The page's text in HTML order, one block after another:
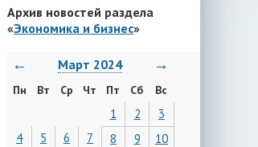
Архив новостей раздела
«Экономика и бизнес»
← Март 2024 →
Пн Вт Ср Чт Пт Сб Вс
1 2
3
4
5 6 7 8 9
10